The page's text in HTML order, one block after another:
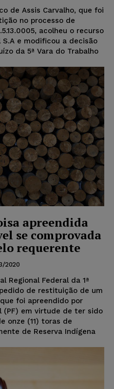
de Assis Carvalho, que foi
no processo de
acolheu o recurso
e modificou a decisão
da 5ª Vara do Trabalho
apreendida
se comprovada
requerente
2020
Regional Federal da 1ª
de restituição de um
foi apreendido por
(PF) em virtude de ter sido
onze (11) toras de
de Reserva Indígena